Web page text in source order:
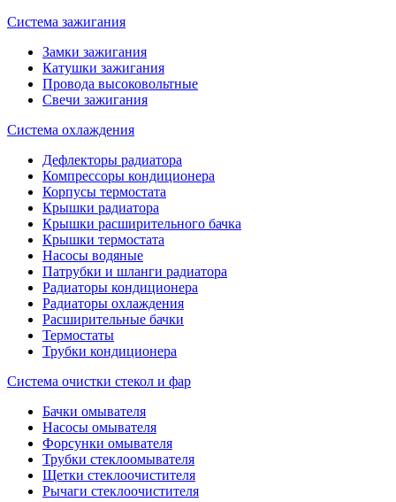
Система зажигания
Замки зажигания
Катушки зажигания
Провода высоковольтные
Свечи зажигания
Система охлаждения
Дефлекторы радиатора
Компрессоры кондиционера
Корпусы термостата
Крышки радиатора
Крышки расширительного бачка
Крышки термостата
Насосы водяные
Патрубки и шланги радиатора
Радиаторы кондиционера
Радиаторы охлаждения
Расширительные бачки
Термостаты
Трубки кондиционера
Система очистки стекол и фар
Бачки омывателя
Насосы омывателя
Форсунки омывателя
Трубки стеклоомывателя
Щетки стеклоочистителя
Рычаги стеклоочистителя